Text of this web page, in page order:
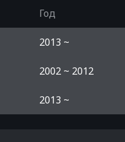
Год
2013 ~
2002 ~ 2012
2013 ~